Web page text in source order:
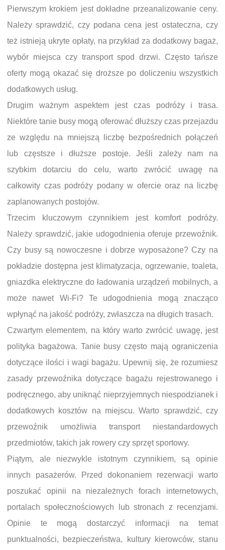
Pierwszym krokiem jest dokładne przeanalizowanie ceny.
Należy sprawdzić, czy podana cena jest ostateczna, czy
też istnieją ukryte opłaty, na przykład za dodatkowy bagaż,
wybór miejsca czy transport spod drzwi. Często tańsze
oferty mogą okazać się droższe po doliczeniu wszystkich
dodatkowych usług.
Drugim ważnym aspektem jest czas podróży i trasa.
Niektóre tanie busy mogą oferować dłuższy czas przejazdu
ze względu na mniejszą liczbę bezpośrednich połączeń
lub częstsze i dłuższe postoje. Jeśli zależy nam na
szybkim dotarciu do celu, warto zwrócić uwagę na
całkowity czas podróży podany w ofercie oraz na liczbę
zaplanowanych postojów.
Trzecim kluczowym czynnikiem jest komfort podróży.
Należy sprawdzić, jakie udogodnienia oferuje przewoźnik.
Czy busy są nowoczesne i dobrze wyposażone? Czy na
pokładzie dostępna jest klimatyzacja, ogrzewanie, toaleta,
gniazdka elektryczne do ładowania urządzeń mobilnych, a
może nawet Wi-Fi? Te udogodnienia mogą znacząco
wpłynąć na jakość podróży, zwłaszcza na długich trasach.
Czwartym elementem, na który warto zwrócić uwagę, jest
polityka bagażowa. Tanie busy często mają ograniczenia
dotyczące ilości i wagi bagażu. Upewnij się, że rozumiesz
zasady przewoźnika dotyczące bagażu rejestrowanego i
podręcznego, aby uniknąć nieprzyjemnych niespodzianek i
dodatkowych kosztów na miejscu. Warto sprawdzić, czy
przewoźnik umożliwia transport niestandardowych
przedmiotów, takich jak rowery czy sprzęt sportowy.
Piątym, ale niezwykle istotnym czynnikiem, są opinie
innych pasażerów. Przed dokonaniem rezerwacji warto
poszukać opinii na niezależnych forach internetowych,
portalach społecznościowych lub stronach z recenzjami.
Opinie te mogą dostarczyć informacji na temat
punktualności, bezpieczeństwa, kultury kierowców, stanu